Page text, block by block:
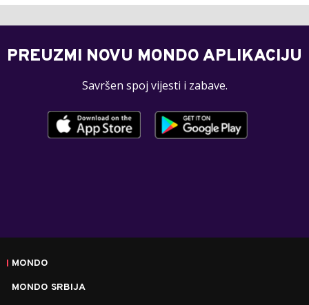
PREUZMI NOVU MONDO APLIKACIJU
Savršen spoj vijesti i zabave.
MONDO
MONDO SRBIJA